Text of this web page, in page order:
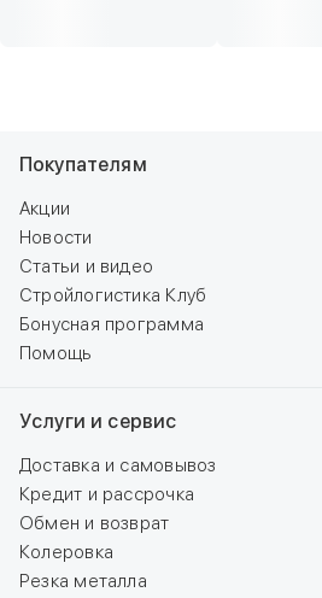
Покупателям
Акции
Новости
Статьи и видео
Стройлогистика Клуб
Бонусная программа
Помощь
Услуги и сервис
Доставка и самовывоз
Кредит и рассрочка
Обмен и возврат
Колеровка
Резка металла